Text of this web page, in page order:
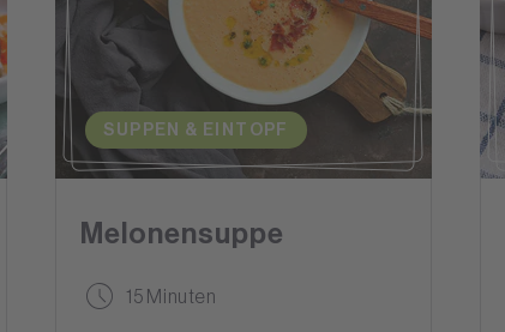
SUPPEN & EINTOPF
Melonensuppe
15 Minuten